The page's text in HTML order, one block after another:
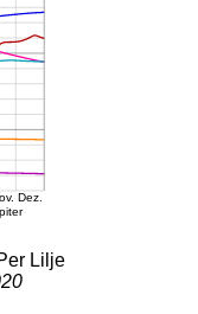
Lilje